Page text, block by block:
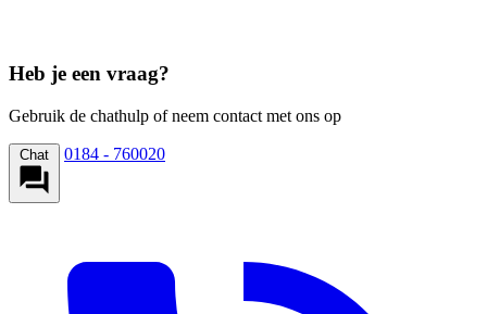
Heb je een vraag?
Gebruik de chathulp of neem contact met ons op
Chat 0184 - 760020